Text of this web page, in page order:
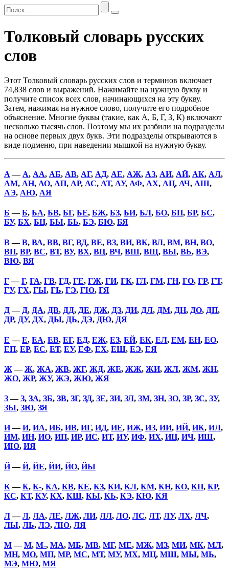
Толковый словарь русских
слов
Этот Толковый словарь русских слов и терминов включает
74,838 слов и выражений. Нажимайте на нужную букву и
получите список всех слов, начинающихся на эту букву.
Затем, нажимая на нужное слово, получите его подробное
объяснение. Многие буквы (такие, как А, Б, Г, З, К) включают
несколько тысячь слов. Поэтому мы их разбили на подразделы
на основе первых двух букв. Эти подразделы открываются в
виде подменю, при наведении мышкой на нужную букву.
А — А, АА, АБ, АВ, АГ, АД, АЕ, АЖ, АЗ, АИ, АЙ, АК, АЛ,
АМ, АН, АО, АП, АР, АС, АТ, АУ, АФ, АХ, АЦ, АЧ, АШ,
АЭ, АЮ, АЯ
Б —Б, БА, БВ, БГ, БЕ, БЖ, БЗ, БИ, БЛ, БО, БП, БР, БС,
БУ, БХ, БЦ, БЫ, БЬ, БЭ, БЮ, БЯ
В—В, ВА, ВВ, ВГ, ВД, ВЕ, ВЗ, ВИ, ВК, ВЛ, ВМ, ВН, ВО,
ВП, ВР, ВС, ВТ, ВУ, ВХ, ВЦ, ВЧ, ВШ, ВЩ, ВЫ, ВЬ, ВЭ,
ВЮ, ВЯ
Г—Г, ГА, ГВ, ГД, ГЕ, ГЖ, ГИ, ГК, ГЛ, ГМ, ГН, ГО, ГР, ГТ,
ГУ, ГХ, ГЫ, ГЬ, ГЭ, ГЮ, ГЯ
Д— Д, ДА, ДВ, ДД, ДЕ, ДЖ, ДЗ, ДИ, ДЛ, ДМ, ДН, ДО, ДП,
ДР, ДУ, ДХ, ДЫ, ДЬ, ДЭ, ДЮ, ДЯ
Е —Е, ЕА, ЕВ, ЕГ, ЕД, ЕЖ, ЕЗ, ЕЙ, ЕК, ЕЛ, ЕМ, ЕН, ЕО,
ЕП, ЕР, ЕС, ЕТ, ЕУ, ЕФ, ЕХ, ЕШ, ЕЭ, ЕЯ
Ж —Ж, ЖА, ЖВ, ЖГ, ЖД, ЖЕ, ЖЖ, ЖИ, ЖЛ, ЖМ, ЖН,
ЖО, ЖР, ЖУ, ЖЭ, ЖЮ, ЖЯ
З—З, ЗА, ЗБ, ЗВ, ЗГ, ЗД, ЗЕ, ЗИ, ЗЛ, ЗМ, ЗН, ЗО, ЗР, ЗС, ЗУ,
ЗЫ, ЗЮ, ЗЯ
И—И, ИА, ИБ, ИВ, ИГ, ИД, ИЕ, ИЖ, ИЗ, ИИ, ИЙ, ИК, ИЛ,
ИМ, ИН, ИО, ИП, ИР, ИС, ИТ, ИУ, ИФ, ИХ, ИЦ, ИЧ, ИШ,
ИЮ, ИЯ
Й—Й, ЙЕ, ЙИ, ЙО, ЙЫ
К—К, К-, КА, КВ, КЕ, КЗ, КИ, КЛ, КМ, КН, КО, КП, КР,
КС, КТ, КУ, КХ, КШ, КЫ, КЬ, КЭ, КЮ, КЯ
Л—Л, ЛА, ЛЕ, ЛЖ, ЛИ, ЛЛ, ЛО, ЛС, ЛТ, ЛУ, ЛХ, ЛЧ,
ЛЫ, ЛЬ, ЛЭ, ЛЮ, ЛЯ
М—М, М-, МА, МБ, МВ, МГ, МЕ, МЖ, МЗ, МИ, МК, МЛ,
МН, МО, МП, МР, МС, МТ, МУ, МХ, МЦ, МШ, МЫ, МЬ,
МЭ, МЮ, МЯ